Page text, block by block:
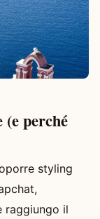
(e perché
styling
raggiungo il